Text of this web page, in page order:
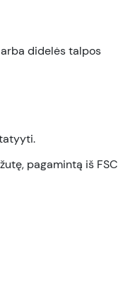
didelės talpos
pagamintą iš FSC